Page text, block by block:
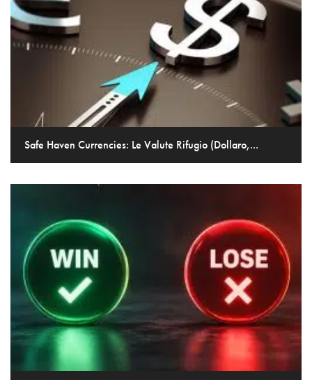
Safe Haven Currencies: Le Valute Rifugio (Dollaro,...